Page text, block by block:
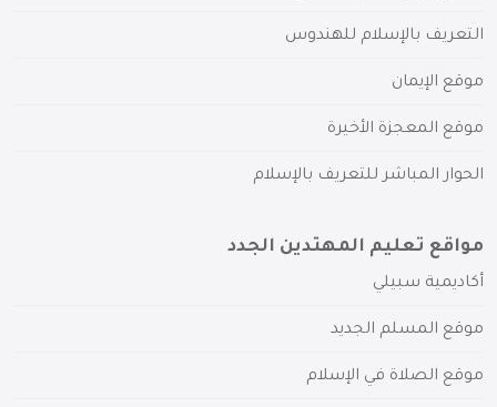
التعريف بالإسلام للهندوس
موقع الإيمان
موقع المعجزة الأخيرة
الحوار المباشر للتعريف بالإسلام
مواقع تعليم المهتدين الجدد
أكاديمية سبيلي
موقع المسلم الجديد
موقع الصلاة في الإسلام